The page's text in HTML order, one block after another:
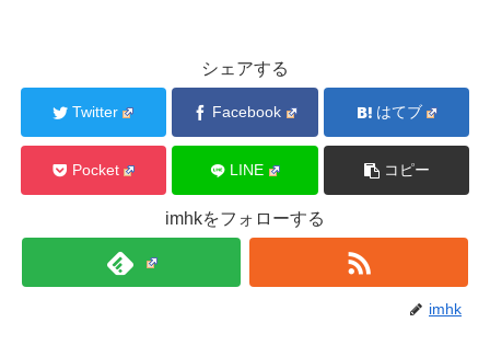
シェアする
Twitter Facebook はてブ
Pocket LINE コピー
imhkをフォローする
imhk